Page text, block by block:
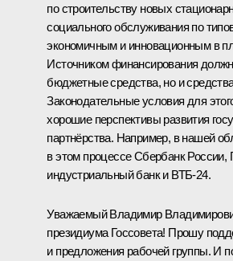
по строительству новых
социального обслуживания по
экономичным и инновационным в
Источником финансирования
бюджетные средства, но и
Законодательные условия для
хорошие перспективы развития
партнёрства. Например, в нашей
в этом процессе Сбербанк России,
индустриальный банк и ВТБ-24.
Уважаемый Владимир
президиума Госсовета! Прошу
и предложения рабочей группы. И